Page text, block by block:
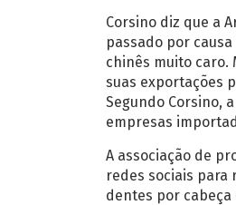
Corsino diz que a
passado por
chinês muito caro.
suas exportações
Segundo Corsino,
empresas
A associação de
redes sociais para
dentes por